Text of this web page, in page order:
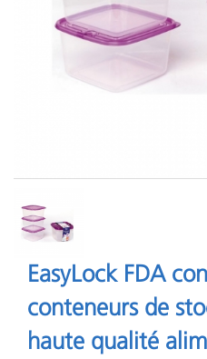
EasyLock FDA
conteneurs de
haute qualité